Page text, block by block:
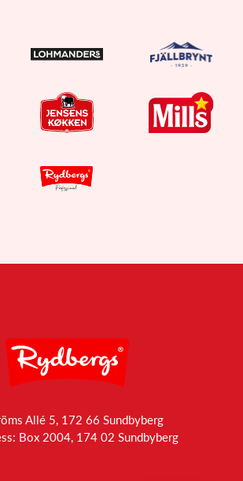
Allé 5, 172 66 Sundbyberg
Box 2004, 174 02 Sundbyberg